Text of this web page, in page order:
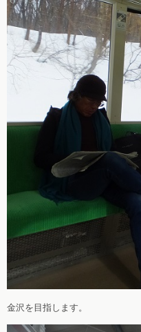
金沢を目指します。